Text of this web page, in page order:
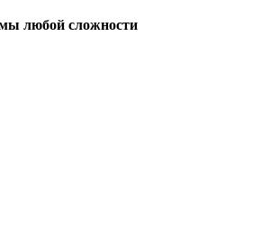
любой сложности